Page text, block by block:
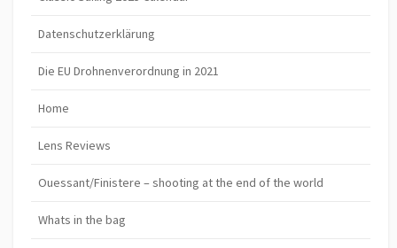
Datenschutzerklärung
Die EU Drohnenverordnung in 2021
Home
Lens Reviews
Ouessant/Finistere – shooting at the end of the world
Whats in the bag